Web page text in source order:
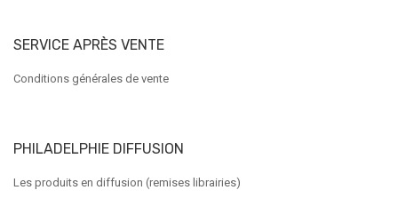
SERVICE APRÈS VENTE
Conditions générales de vente
PHILADELPHIE DIFFUSION
Les produits en diffusion (remises librairies)